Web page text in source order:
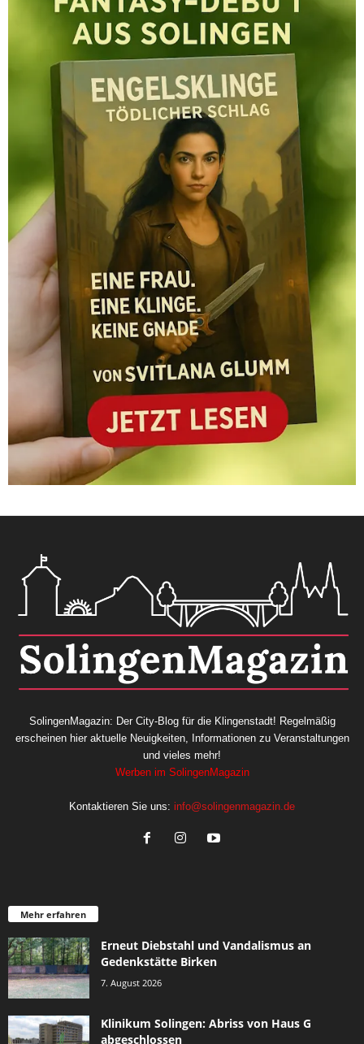
SolingenMagazin: Der City-Blog für die Klingenstadt! Regelmäßig
erscheinen hier aktuelle Neuigkeiten, Informationen zu Veranstaltungen
und vieles mehr!
Werben im SolingenMagazin
Kontaktieren Sie uns: info@solingenmagazin.de
Mehr erfahren
Erneut Diebstahl und Vandalismus an
Gedenkstätte Birken
7. August 2026
Klinikum Solingen: Abriss von Haus G
abgeschlossen